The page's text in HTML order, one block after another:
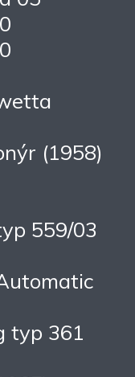
(1958)
559/03
typ 361